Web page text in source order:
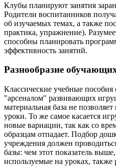
Клубы планируют занятия
Родители воспитанников
об изучаемых темах, а также
практика, упражнение).
способны планировать
эффективность занятий.
Разнообразие
Классические учебные пособия
"арсеналом" развивающих
материальная база не
уроки. То же самое касается
новые вариации, так как со
образцам отпадает. Подбор
учреждения должен
базы: чем этот показатель
используемые на уроках, также